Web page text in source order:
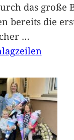
das große
bereits die
…